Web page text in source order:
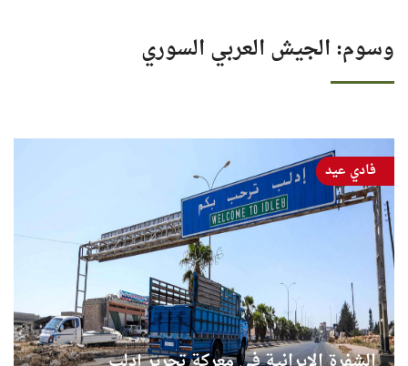
وسوم: الجيش العربي السوري
فادي عيد